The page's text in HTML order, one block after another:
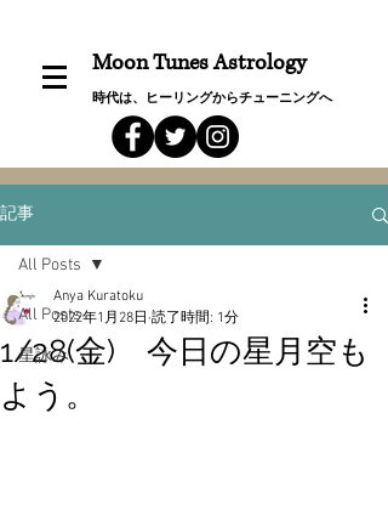
Moon Tunes Astrology
時代は、ヒーリングからチューニングへ
記事
All Posts
星詠み
All Posts
1/28(金) 今日の星月空も
よう。
Anya Kuratoku
2022年1月28日 読了時間: 1分